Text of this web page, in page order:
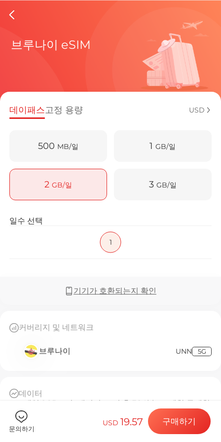
Brunei
현재 목적
eSIM을 즐
Brunei
Billion
목적지 및 데
데이터 요금
브루나이 eSIM
데이패스고정 용량 USD
500 MB/일 1GB/일
2GB/일 3 GB/일
일수 선택
1
기기가 호환되는지 확인
커버리지 및 네트워크
브루나이 UNN 5G
데이터
매일 2GB 고속 데이터, 소진 후 384kbps 제한 무제한
일일 기준
자동 활성화 후, 24시간마다 1일로 계산
플랜 서비스
문의하기
USD 19.57 구매하기